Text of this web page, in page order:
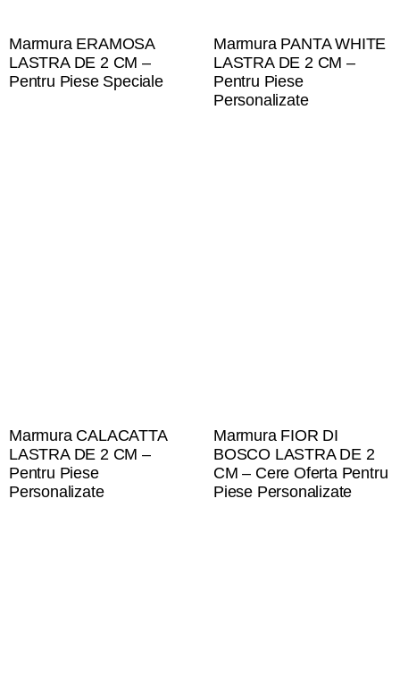
Marmura ERAMOSA
LASTRA DE 2 CM –
Pentru Piese Speciale
Marmura PANTA WHITE
LASTRA DE 2 CM –
Pentru Piese
Personalizate
Marmura CALACATTA
LASTRA DE 2 CM –
Pentru Piese
Personalizate
Marmura FIOR DI
BOSCO LASTRA DE 2
CM – Cere Oferta Pentru
Piese Personalizate